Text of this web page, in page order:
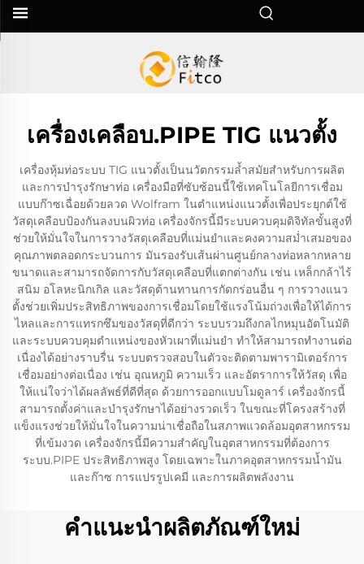
เครื่องเคลือบ.PIPE TIG แนวตั้ง
เครื่องหุ้มท่อระบบ TIG แนวตั้งเป็นนวัตกรรมล้ำสมัยสำหรับการผลิต
และการบำรุงรักษาท่อ เครื่องมือที่ซับซ้อนนี้ใช้เทคโนโลยีการเชื่อม
แบบก๊าซเฉื่อยด้วยลวด Wolfram ในตำแหน่งแนวตั้งเพื่อประยุกต์ใช้
วัสดุเคลือบป้องกันลงบนผิวท่อ เครื่องจักรนี้มีระบบควบคุมดิจิทัลขั้นสูงที่
ช่วยให้มั่นใจในการวางวัสดุเคลือบที่แม่นยำและคงความสม่ำเสมอของ
คุณภาพตลอดกระบวนการ มันรองรับเส้นผ่านศูนย์กลางท่อหลากหลาย
ขนาดและสามารถจัดการกับวัสดุเคลือบที่แตกต่างกัน เช่น เหล็กกล้าไร้
สนิม อโลหะนิกเกิล และวัสดุต้านทานการกัดกร่อนอื่น ๆ การวางแนว
ตั้งช่วยเพิ่มประสิทธิภาพของการเชื่อมโดยใช้แรงโน้มถ่วงเพื่อให้ได้การ
ไหลและการแทรกซึมของวัสดุที่ดีกว่า ระบบรวมถึงกลไกหมุนอัตโนมัติ
และระบบควบคุมตำแหน่งของหัวเผาที่แม่นยำ ทำให้สามารถทำงานต่อ
เนื่องได้อย่างราบรื่น ระบบตรวจสอบในตัวจะติดตามพารามิเตอร์การ
เชื่อมอย่างต่อเนื่อง เช่น อุณหภูมิ ความเร็ว และอัตราการให้วัสดุ เพื่อ
ให้แน่ใจว่าได้ผลลัพธ์ที่ดีที่สุด ด้วยการออกแบบโมดูลาร์ เครื่องจักรนี้
สามารถตั้งค่าและบำรุงรักษาได้อย่างรวดเร็ว ในขณะที่โครงสร้างที่
แข็งแรงช่วยให้มั่นใจในความน่าเชื่อถือในสภาพแวดล้อมอุตสาหกรรม
ที่เข้มงวด เครื่องจักรนี้มีความสำคัญในอุตสาหกรรมที่ต้องการ
ระบบ.PIPE ประสิทธิภาพสูง โดยเฉพาะในภาคอุตสาหกรรมน้ำมัน
และก๊าซ การแปรรูปเคมี และการผลิตพลังงาน
คำแนะนำผลิตภัณฑ์ใหม่